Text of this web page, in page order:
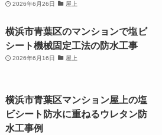
2026年6月26日 屋上
横浜市青葉区のマンションで塩ビ
シート機械固定工法の防水工事
2026年6月16日 屋上
横浜市青葉区マンション屋上の塩
ビシート防水に重ねるウレタン防
水工事例